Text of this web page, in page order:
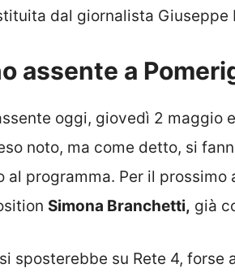
dal giornalista Giuseppe
assente a
oggi, giovedì 2 maggio
noto, ma come detto, si
al programma. Per il
Simona Branchetti, già
sposterebbe su Rete 4, forse